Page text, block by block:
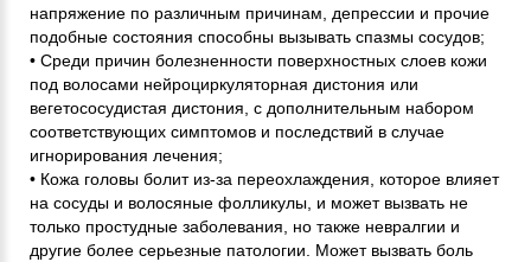
напряжение по различным причинам, депрессии и прочие
подобные состояния способны вызывать спазмы сосудов;
• Среди причин болезненности поверхностных слоев кожи
под волосами нейроциркуляторная дистония или
вегетососудистая дистония, с дополнительным набором
соответствующих симптомов и последствий в случае
игнорирования лечения;
• Кожа головы болит из-за переохлаждения, которое влияет
на сосуды и волосяные фолликулы, и может вызвать не
только простудные заболевания, но также невралгии и
другие более серьезные патологии. Может вызвать боль